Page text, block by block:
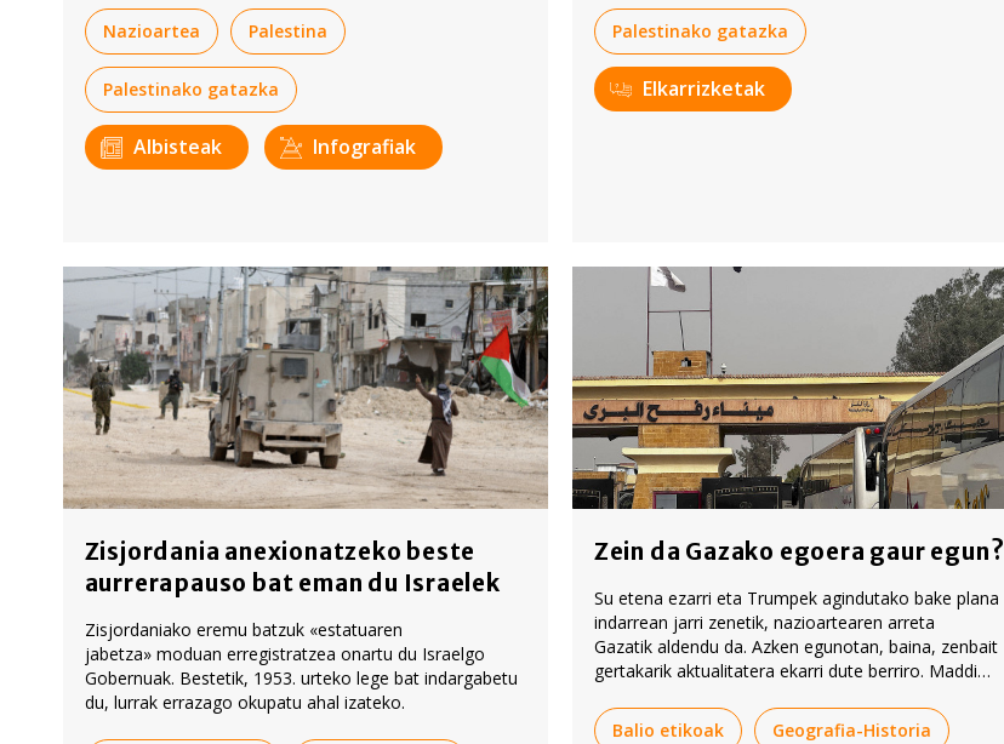
Nazioartea Palestina
Palestinako gatazka
Albisteak Infografiak
Palestinako gatazka
Elkarrizketak
Zisjordania anexionatzeko beste
aurrerapauso bat eman du Israelek
Zisjordaniako eremu batzuk «estatuaren
jabetza» moduan erregistratzea onartu du Israelgo
Gobernuak. Bestetik, 1953. urteko lege bat indargabetu
du, lurrak errazago okupatu ahal izateko.
Zein da Gazako egoera gaur egun?
Su etena ezarri eta Trumpek agindutako bake plana
indarrean jarri zenetik, nazioartearen arreta
Gazatik aldendu da. Azken egunotan, baina, zenbait
gertakarik aktualitatera ekarri dute berriro. Maddi
Gazako egoera gaur egun.
Balio etikoak Geografia-Historia